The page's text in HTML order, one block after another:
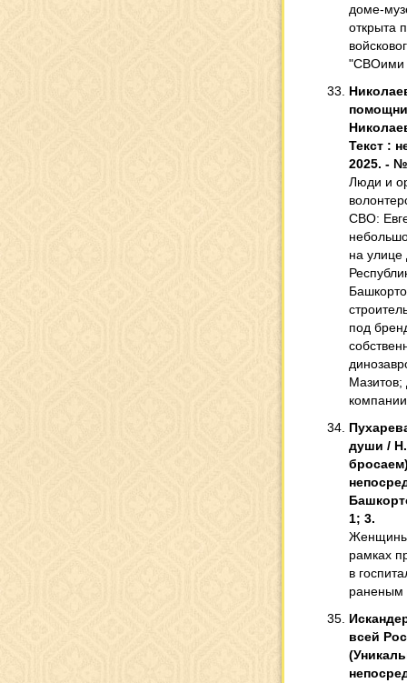
доме-
открыта
"СВОими
Текст :
2025. -
Люди и
СВО:
на
под
Мазитов;
души /
1; 3.
Женщины
рамках
в
раненым
всей